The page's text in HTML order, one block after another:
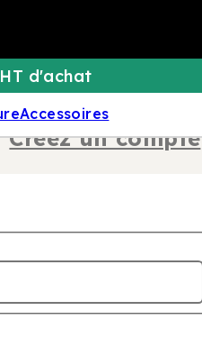
d'achat
Accessoires
Créez un compte